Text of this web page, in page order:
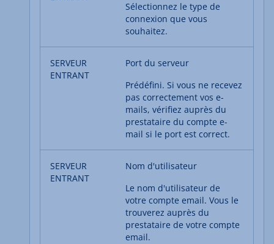
Sélectionnez le type de
connexion que vous
souhaitez.
Port du serveur
Prédéfini. Si vous ne recevez
pas correctement vos e-
mails, vérifiez auprès du
prestataire du compte e-
mail si le port est correct.
Nom d'utilisateur
Le nom d'utilisateur de
votre compte email. Vous le
trouverez auprès du
prestataire de votre compte
email.